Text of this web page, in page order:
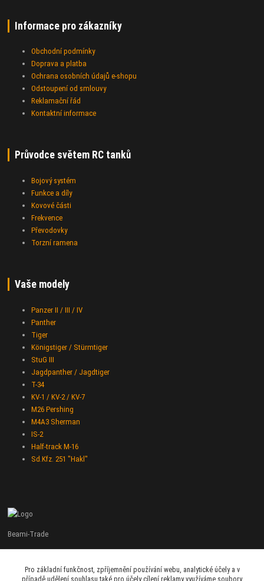
Informace pro zákazníky
Obchodní podmínky
Doprava a platba
Ochrana osobních údajů e-shopu
Odstoupení od smlouvy
Reklamační řád
Kontaktní informace
Průvodce světem RC tanků
Bojový systém
Funkce a díly
Kovové části
Frekvence
Převodovky
Torzní ramena
Vaše modely
Panzer II / III / IV
Panther
Tiger
Königstiger / Stürmtiger
StuG III
Jagdpanther / Jagdtiger
T-34
KV-1 / KV-2 / KV-7
M26 Pershing
M4A3 Sherman
IS-2
Half-track M-16
Sd.Kfz. 251 "Hakl"
Beami-Trade
+420 775 427 778
Po - Pá 9:00 - 16:00
Pro základní funkčnost, zpříjemnění používání webu, analytické účely a v
případě udělení souhlasu také pro účely cílení reklamy využíváme soubory